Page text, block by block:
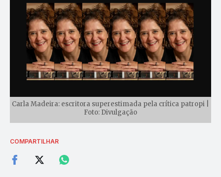
Carla Madeira: escritora superestimada pela crítica patropi |
Foto: Divulgação
COMPARTILHAR